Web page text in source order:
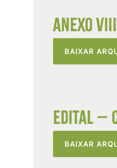
Anexo
BAIXAR
Edital –
BAIXAR